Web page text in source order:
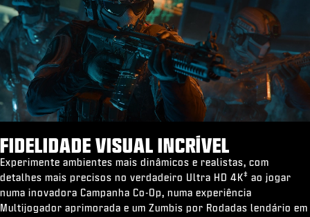
FIDELIDADE VISUAL INCRÍVEL
Experimente ambientes mais dinâmicos e realistas, com
detalhes mais precisos no verdadeiro Ultra HD 4K‡ ao jogar
numa inovadora Campanha Co-Op, numa experiência
Multijogador aprimorada e um Zumbis por Rodadas lendário em